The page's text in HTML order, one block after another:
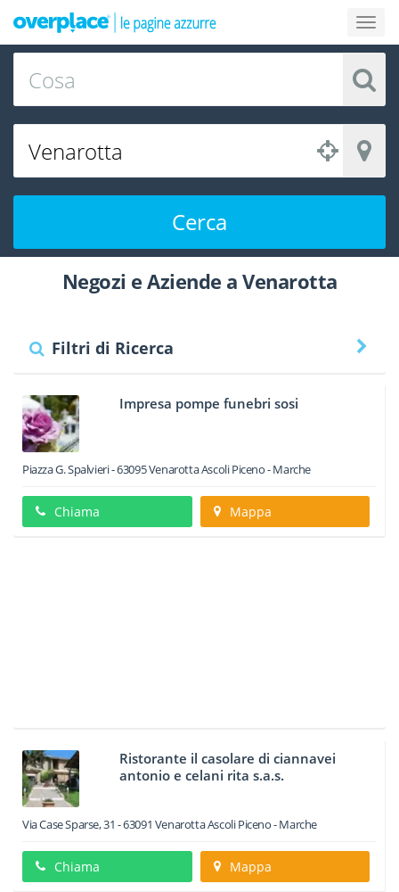
Cerca
Negozi e Aziende a Venarotta
Filtri di Ricerca
Impresa pompe funebri sosi
Piazza G. Spalvieri-63095VenarottaAscoli Piceno -Marche
Chiama Mappa
Ristorante il casolare di ciannavei
antonio e celani rita s.a.s.
Via Case Sparse, 31 -63091 VenarottaAscoli Piceno -Marche
Chiama Mappa